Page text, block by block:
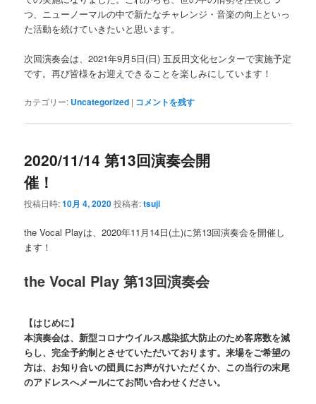
つ、ニューノーマルの中で新たなチャレンジ・音楽の向上といっ
た活動を続けていきたいと思います。
次回演奏会は、2021年9月5日(日) 五反田文化センターで実施予定
です。再び皆様をお迎えできることを楽しみにしています！
カテゴリー: Uncategorized | コメントを残す
2020/11/14 第13回演奏会開
催！
投稿日時:10月 4, 2020投稿者:tsuji
the Vocal Playは、2020年11月14日(土)に第13回演奏会を開催し
ます！
the Vocal Play 第13回演奏会
【はじめに】
本演奏会は、新型コロナウイルス感染拡大防止のため客席数を減
らし、完全予約制とさせていただいております。来場をご希望の
方は、お知り合いの団員にお声がけいただくか、この当行の末尾
のアドレスへメールにてお問い合わせください。